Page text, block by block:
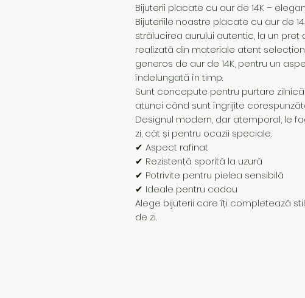
Bijuterii placate cu aur de 14K –
Bijuteriile noastre placate cu aur de
strălucirea aurului autentic, la un
realizată din materiale atent
generos de aur de 14K, pentru un
îndelungată în timp.
Sunt concepute pentru purtare
atunci când sunt îngrijite
Designul modern, dar atemporal, le
zi, cât și pentru ocazii speciale.
✔ Aspect rafinat
✔ Rezistență sporită la uzură
✔ Potrivite pentru pielea sensibilă
✔ Ideale pentru cadou
Alege bijuterii care îți completează
de zi.